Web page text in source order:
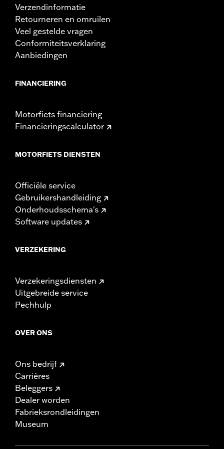
Verzendinformatie
Retourneren en omruilen
Veel gestelde vragen
Conformiteitsverklaring
Aanbiedingen
FINANCIERING
Motorfiets financiering
Financieringscalculator
MOTORFIETS DIENSTEN
Officiële service
Gebruikershandleiding
Onderhoudsschema's
Software updates
VERZEKERING
Verzekeringsdiensten
Uitgebreide service
Pechhulp
OVER ONS
Ons bedrijf
Carrières
Beleggers
Dealer worden
Fabrieksrondleidingen
Museum